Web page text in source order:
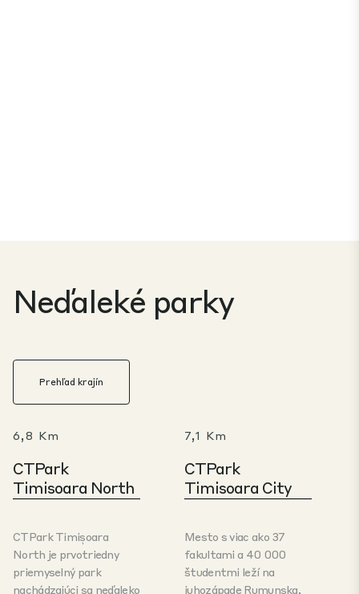
Neďaleké parky
Prehľad krajín
6,8 Km
CTPark
Timisoara North
CTPark Timișoara
North je prvotriedny
priemyselný park
nachádzajúci sa neďaleko
7,1 Km
CTPark
Timisoara City
Mesto s viac ako 37
fakultami a 40 000
študentmi leží na
juhozápade Rumunska,